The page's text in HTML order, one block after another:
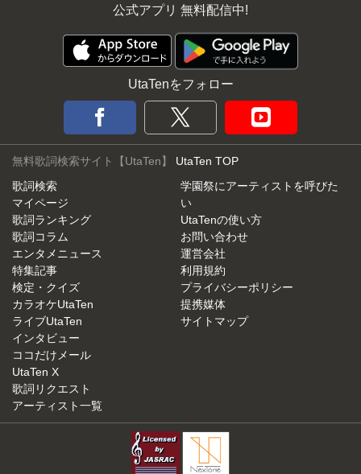
公式アプリ 無料配信中!
UtaTenをフォロー
無料歌詞検索サイト【UtaTen】 UtaTen TOP
歌詞検索
マイページ
歌詞ランキング
歌詞コラム
エンタメニュース
特集記事
検定・クイズ
カラオケUtaTen
ライブUtaTen
インタビュー
ココだけメール
UtaTen X
歌詞リクエスト
アーティスト一覧
学園祭にアーティストを呼びた
い
UtaTenの使い方
お問い合わせ
運営会社
利用規約
プライバシーポリシー
提携媒体
サイトマップ